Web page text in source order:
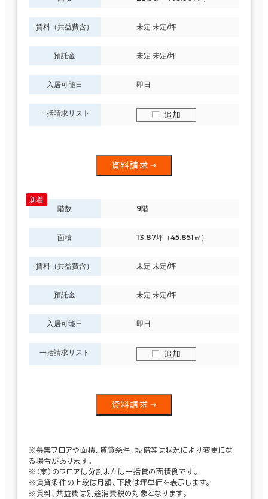
賃料（共益費含） 未定 未定/坪
預託金 未定 未定/坪
入居可能日 即日
一括請求リスト 追加
資料請求
階数 9階
面積 13.87坪（45.851㎡）
賃料（共益費含） 未定 未定/坪
預託金 未定 未定/坪
入居可能日 即日
一括請求リスト 追加
資料請求
※募集フロアや面積、賃貸条件、設備等は状況により変更にな
る場合があります。
※（案）のフロアは分割または一括貸の面積例です。
※賃貸条件の上段は月額、下段は坪単価を表示します。
※賃料、共益費は別途消費税の対象となります。